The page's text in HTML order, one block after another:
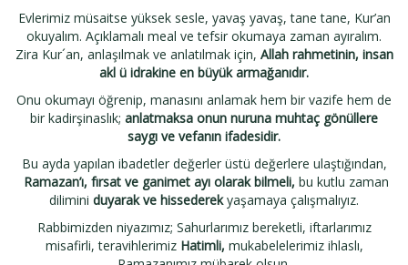
Evlerimiz müsaitse yüksek sesle, yavaş yavaş, tane tane, Kur’an
okuyalım. Açıklamalı meal ve tefsir okumaya zaman ayıralım.
Zira Kur´an, anlaşılmak ve anlatılmak için, Allah rahmetinin, insan
akl ü idrakine en büyük armağanıdır.
Onu okumayı öğrenip, manasını anlamak hem bir vazife hem de
bir kadirşinaslık; anlatmaksa onun nuruna muhtaç gönüllere
saygı ve vefanın ifadesidir.
Bu ayda yapılan ibadetler değerler üstü değerlere ulaştığından,
Ramazan’ı, fırsat ve ganimet ayı olarak bilmeli, bu kutlu zaman
dilimini duyarak ve hissederekyaşamaya çalışmalıyız.
Rabbimizden niyazımız; Sahurlarımız bereketli, iftarlarımız
misafirli, teravihlerimiz Hatimli, mukabelelerimiz ihlaslı,